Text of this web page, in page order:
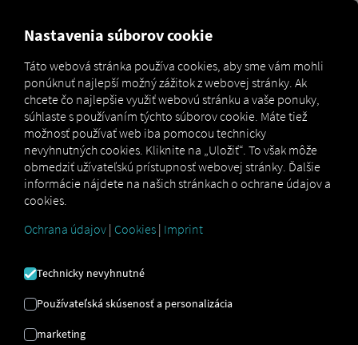
Marketplace Connectors KRONE Connect
KRONE TELEMATICKÉ
PRIPOJENIE
Máte vo svojom vozovom parku prívesy od
KRONE
priamo s
Nastavenia súborov cookie
Táto webová stránka používa cookies, aby sme vám mohli
ponúknuť najlepší možný zážitok z webovej stránky. Ak
chcete čo najlepšie využiť webovú stránku a vaše ponuky,
súhlaste s používaním týchto súborov cookie. Máte tiež
možnosť používať web iba pomocou technicky
nevyhnutných cookies. Kliknite na „Uložiť“. To však môže
obmedziť užívateľskú prístupnosť webovej stránky. Ďalšie
informácie nájdete na našich stránkach o ochrane údajov a
cookies.
Ochrana údajov | Cookies | Imprint
Technicky nevyhnutné
Používateľská skúsenosť a personalizácia
marketing